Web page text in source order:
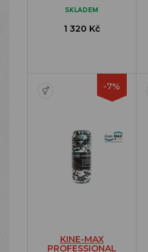
SKLADEM
1 320 Kč
-7%
KINE-MAX
PROFESSIONAL